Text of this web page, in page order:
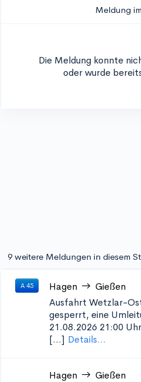
Meldung
Die Meldung konnte
oder wurde
9 weitere Meldungen in diesem
A 45 Hagen Gießen
Ausfahrt Wetzlar-
gesperrt, eine
21.08.2026 21:00
[...] Details...
Hagen Gießen